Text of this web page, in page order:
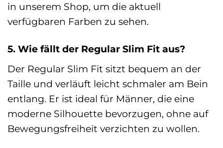
in unserem Shop, um die aktuell
verfügbaren Farben zu sehen.
5. Wie fällt der Regular Slim Fit aus?
Der Regular Slim Fit sitzt bequem an der
Taille und verläuft leicht schmaler am Bein
entlang. Er ist ideal für Männer, die eine
moderne Silhouette bevorzugen, ohne auf
Bewegungsfreiheit verzichten zu wollen.